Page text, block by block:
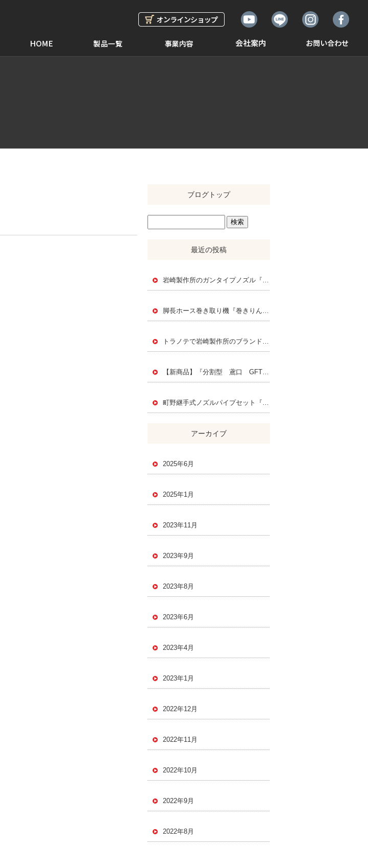
ブログトップ
最近の投稿
岩崎製作所のガンタイプノズル『スエヒロジェットノズル』
脚長ホース巻き取り機『巻きりん』 Instagramで紹介されました！
トラノテで岩崎製作所のブランドページを公開されました！
【新商品】『分割型 鳶口 GFT』PAT.P
町野継手式ノズルパイプセット『FMK』
アーカイブ
2025年6月
2025年1月
2023年11月
2023年9月
2023年8月
2023年6月
2023年4月
2023年1月
2022年12月
2022年11月
2022年10月
2022年9月
2022年8月